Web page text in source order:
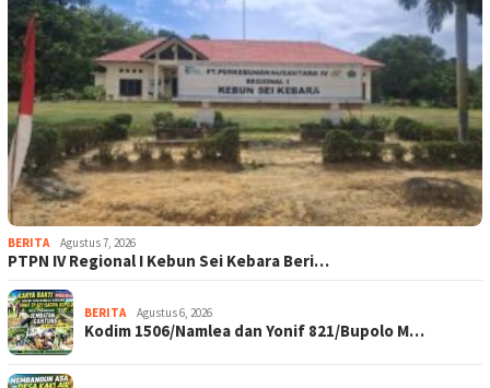
BERITA Agustus 7, 2026
PTPN IV Regional I Kebun Sei Kebara Beri…
BERITA Agustus 6, 2026
Kodim 1506/Namlea dan Yonif 821/Bupolo M…